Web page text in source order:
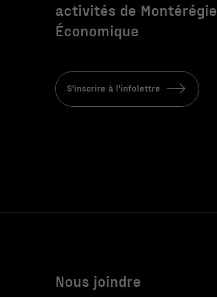
activités de Montérégie
Économique
S'inscrire à l'infolettre
Nous joindre